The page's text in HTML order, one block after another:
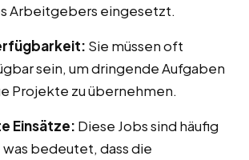
Arbeitgebers eingesetzt.
Sie müssen oft
sein, um dringende Aufgaben
Projekte zu übernehmen.
Einsätze: Diese Jobs sind häufig
bedeutet, dass die